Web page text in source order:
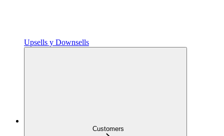
Upsells y Downsells
Customers